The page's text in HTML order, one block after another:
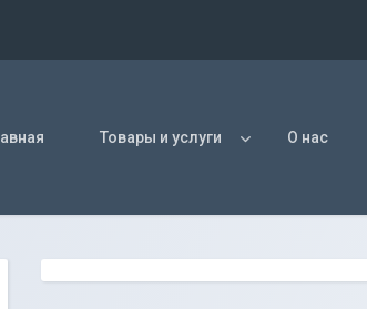
Товары и услуги О нас